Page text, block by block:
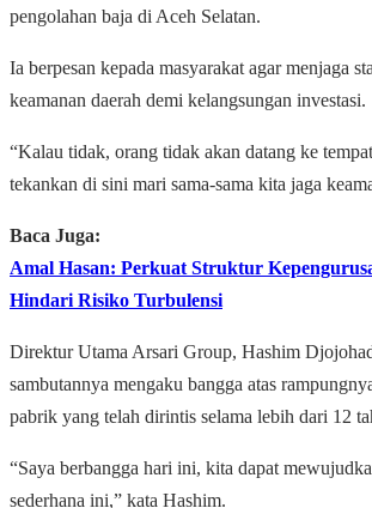
pengolahan baja di Aceh Selatan.
Ia berpesan kepada masyarakat agar menjaga
keamanan daerah demi kelangsungan investasi.
“Kalau tidak, orang tidak akan datang ke
tekankan di sini mari sama-sama kita jaga
Baca Juga:
Amal Hasan: Perkuat Struktur
Hindari Risiko Turbulensi
Direktur Utama Arsari Group, Hashim
sambutannya mengaku bangga atas
pabrik yang telah dirintis selama lebih dari 12
“Saya berbangga hari ini, kita dapat
sederhana ini,” kata Hashim.